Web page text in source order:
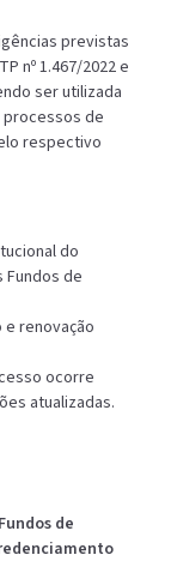
previstas
nº 1.467/2022 e
ser utilizada
processos de
respectivo
do
de
renovação
ocorre
atualizadas.
de